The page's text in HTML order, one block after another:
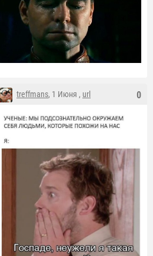
0
treffmans, 1 Июня , url